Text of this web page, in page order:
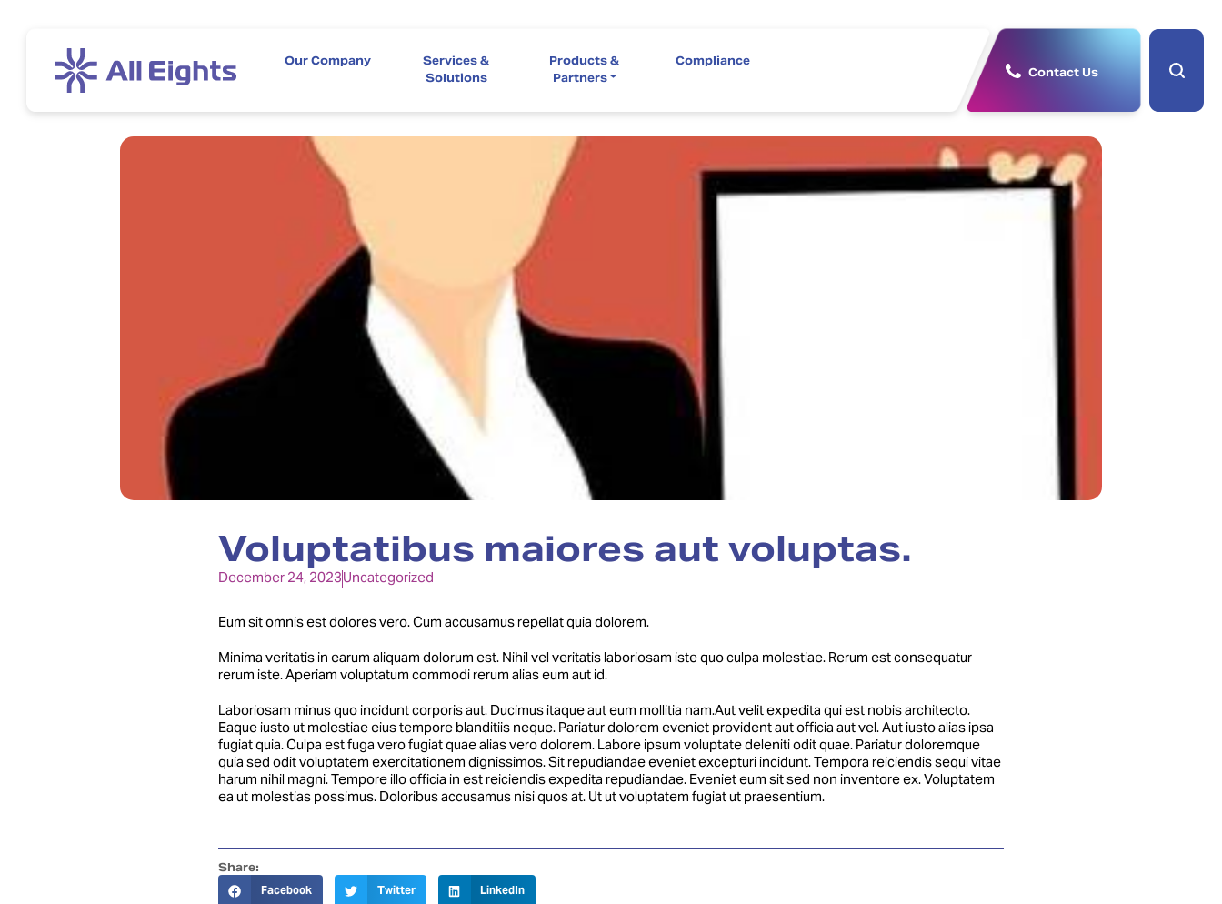
Contact Us
Our Company Services &
Solutions
Products &
Partners
Compliance
Voluptatibus maiores aut voluptas.
December 24, 2023Uncategorized
Eum sit omnis est dolores vero. Cum accusamus repellat quia dolorem.
Minima veritatis in earum aliquam dolorum est. Nihil vel veritatis laboriosam iste quo culpa molestiae. Rerum est consequatur
rerum iste. Aperiam voluptatum commodi rerum alias eum aut id.
Laboriosam minus quo incidunt corporis aut. Ducimus itaque aut eum mollitia nam.Aut velit expedita qui est nobis architecto.
Eaque iusto ut molestiae eius tempore blanditiis neque. Pariatur dolorem eveniet provident aut officia aut vel. Aut iusto alias ipsa
fugiat quia. Culpa est fuga vero fugiat quae alias vero dolorem. Labore ipsum voluptate deleniti odit quae. Pariatur doloremque
quia sed odit voluptatem exercitationem dignissimos. Sit repudiandae eveniet excepturi incidunt. Tempora reiciendis sequi vitae
harum nihil magni. Tempore illo officia in est reiciendis expedita repudiandae. Eveniet eum sit sed non inventore ex. Voluptatem
ea ut molestias possimus. Doloribus accusamus nisi quos at. Ut ut voluptatem fugiat ut praesentium.
Share:
Facebook
Twitter LinkedIn